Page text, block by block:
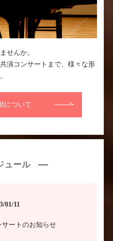
せんか。
演コンサートまで、様々な形
について
ュール
01/11
ートのお知らせ